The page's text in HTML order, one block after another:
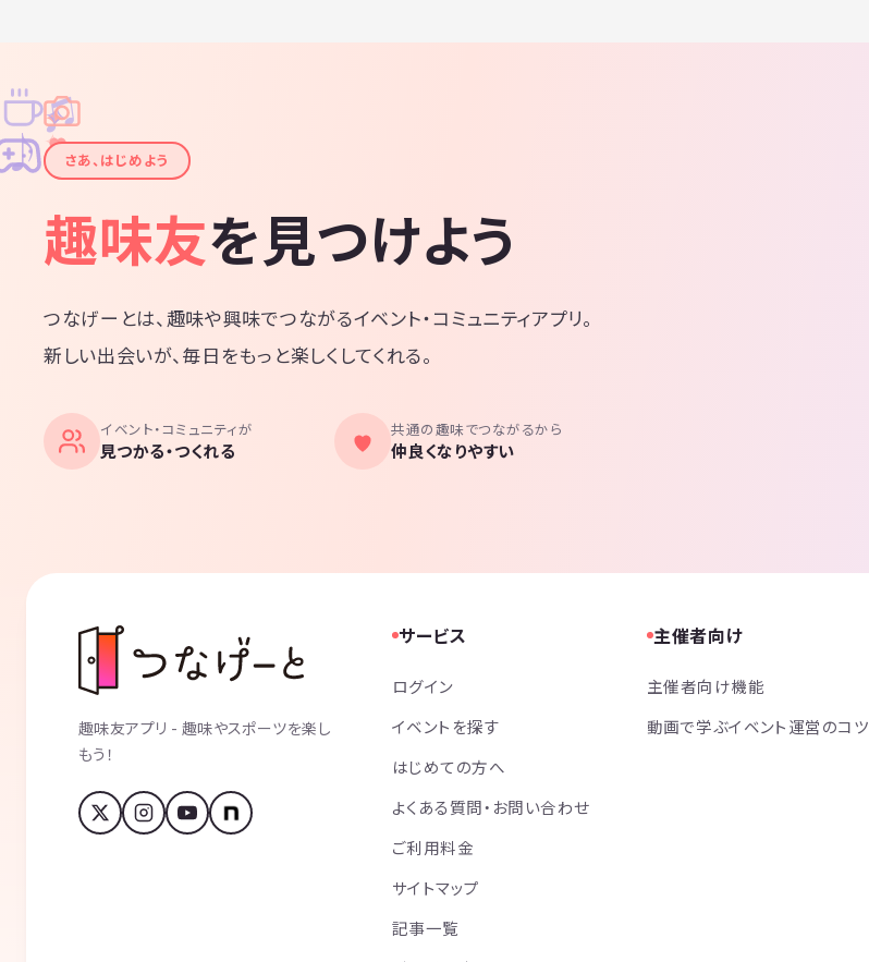
✦
✦
✧
✧
♪
♫
さあ、はじめよう
趣味友を見つけよう
つなげーとは、趣味や興味でつながるイベント・コミュニティアプリ。
新しい出会いが、毎日をもっと楽しくしてくれる。
イベント・コミュニティが
見つかる・つくれる
共通の趣味でつながるから
仲良くなりやすい
趣味友アプリ - 趣味やスポーツを楽し
もう！
サービス
ログイン
イベントを探す
はじめての方へ
よくある質問・お問い合わせ
ご利用料金
サイトマップ
記事一覧
主催者向け
主催者向け機能
動画で学ぶイベント運営のコツ